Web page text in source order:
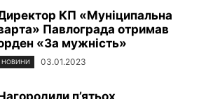
КП «Муніципальна
Павлограда отримав
«За мужність»
НОВИНИ 03.01.2023